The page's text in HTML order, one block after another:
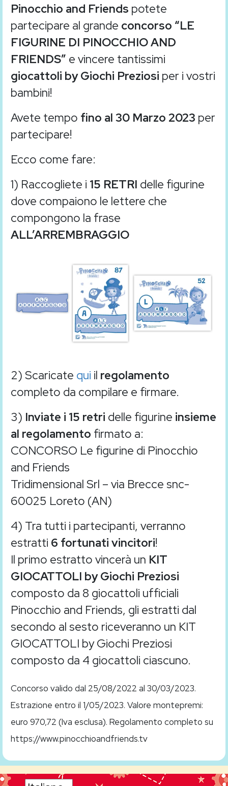
Pinocchio and Friends potete
partecipare al grande concorso “LE
FIGURINE DI PINOCCHIO AND
FRIENDS” e vincere tantissimi
giocattoli by Giochi Preziosi per i vostri
bambini!
Avete tempo fino al 30 Marzo 2023 per
partecipare!
Ecco come fare:
1) Raccogliete i 15 RETRI delle figurine
dove compaiono le lettere che
compongono la frase
ALL’ARREMBRAGGIO
2) Scaricate qui il regolamento
completo da compilare e firmare.
3) Inviate i 15 retri delle figurine insieme
al regolamento firmato a:
CONCORSO Le figurine di Pinocchio
and Friends
Tridimensional Srl – via Brecce snc-
60025 Loreto (AN)
4) Tra tutti i partecipanti, verranno
estratti 6 fortunati vincitori!
Il primo estratto vincerà un KIT
GIOCATTOLI by Giochi Preziosi
composto da 8 giocattoli ufficiali
Pinocchio and Friends, gli estratti dal
secondo al sesto riceveranno un KIT
GIOCATTOLI by Giochi Preziosi
composto da 4 giocattoli ciascuno.
Concorso valido dal 25/08/2022 al 30/03/2023.
Estrazione entro il 1/05/2023. Valore montepremi:
euro 970,72 (Iva esclusa). Regolamento completo su
https://www.pinocchioandfriends.tv